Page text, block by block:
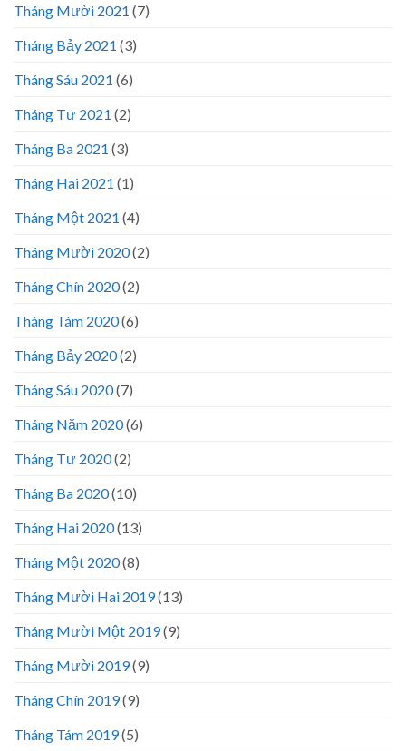
Tháng Mười 2021 (7)
Tháng Bảy 2021 (3)
Tháng Sáu 2021 (6)
Tháng Tư 2021 (2)
Tháng Ba 2021 (3)
Tháng Hai 2021 (1)
Tháng Một 2021 (4)
Tháng Mười 2020(2)
Tháng Chín 2020(2)
Tháng Tám 2020(6)
Tháng Bảy 2020(2)
Tháng Sáu 2020(7)
Tháng Năm 2020(6)
Tháng Tư 2020(2)
Tháng Ba 2020(10)
Tháng Hai 2020(13)
Tháng Một 2020(8)
Tháng Mười Hai 2019(13)
Tháng Mười Một 2019(9)
Tháng Mười 2019(9)
Tháng Chín 2019(9)
Tháng Tám 2019(5)